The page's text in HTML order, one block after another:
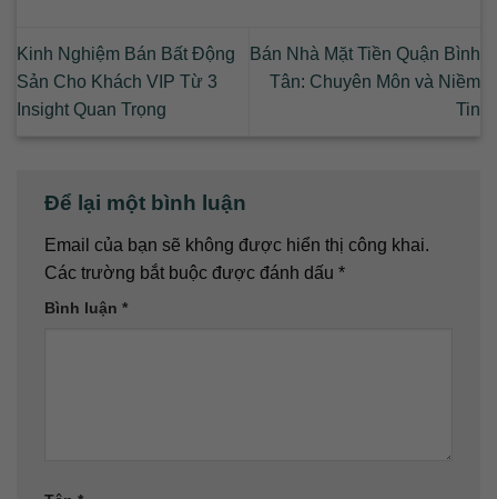
Kinh Nghiệm Bán Bất Động
Sản Cho Khách VIP Từ 3
Insight Quan Trọng
Bán Nhà Mặt Tiền Quận Bình
Tân: Chuyên Môn và Niềm
Tin
Để lại một bình luận
Email của bạn sẽ không được hiển thị công khai.
Các trường bắt buộc được đánh dấu *
Bình luận *